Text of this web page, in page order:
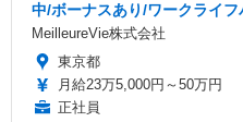
中/ボーナスあり/ワークライ
MeilleureVie株式会社
東京都
月給23万5,000円～50万円
正社員